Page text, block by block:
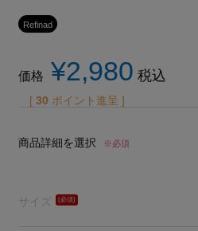
Refinad
価格 ¥2,980 税込
[ 30 ポイント進呈 ]
商品詳細を選択 ※必須
サイズ